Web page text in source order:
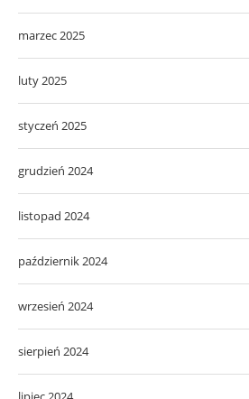
marzec 2025
luty 2025
styczeń 2025
grudzień 2024
listopad 2024
październik 2024
wrzesień 2024
sierpień 2024